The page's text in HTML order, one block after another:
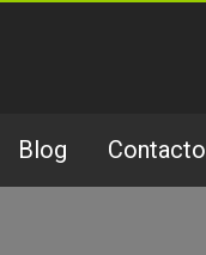
Blog Contacto